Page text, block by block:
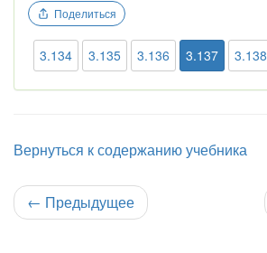
Поделиться
3.134 3.135 3.136 3.137 3.138
Вернуться к содержанию учебника
← Предыдущее